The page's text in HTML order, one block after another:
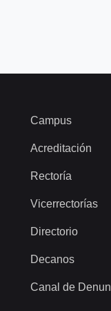
Campus
Acreditación
Rectoría
Vicerrectorías
Directorio
Decanos
Canal de